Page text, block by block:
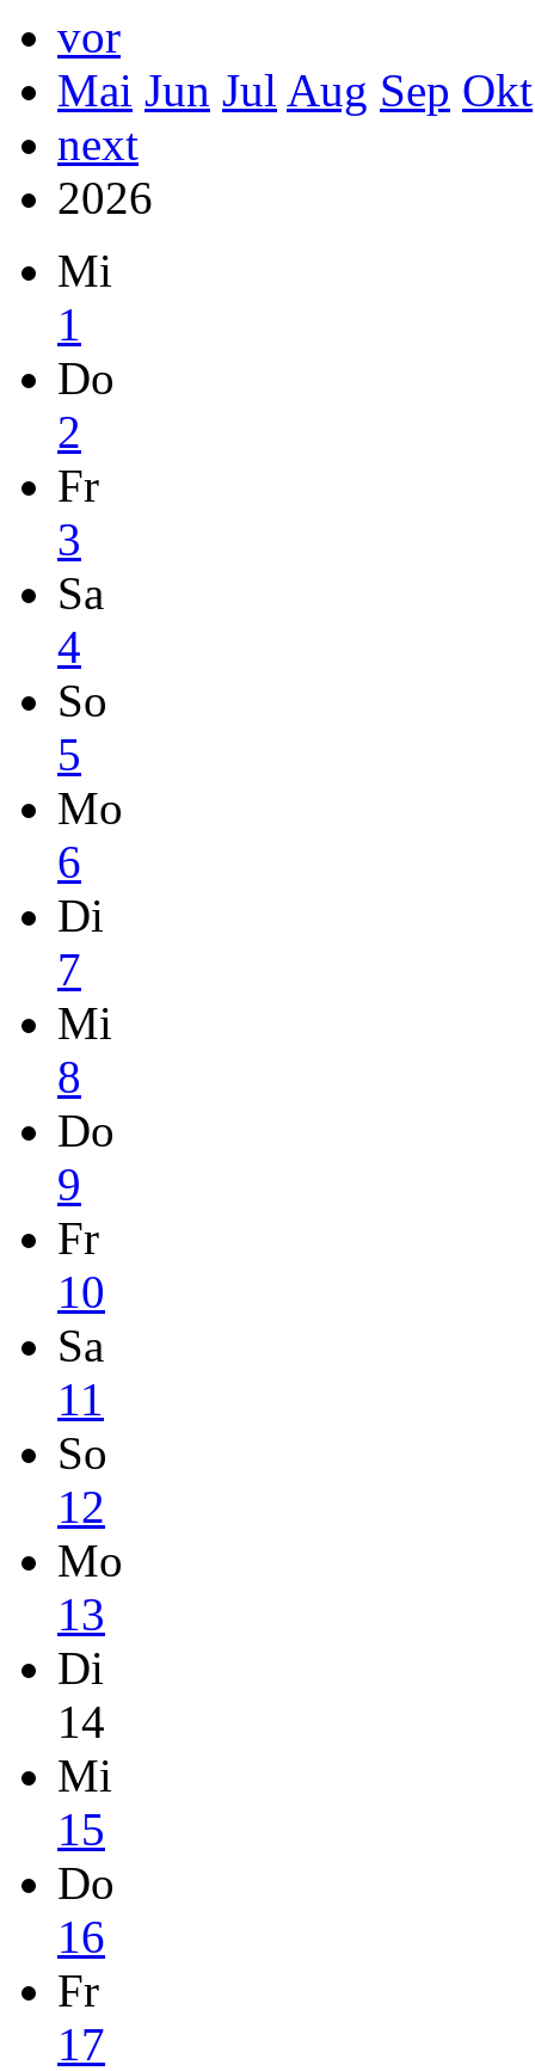
vor
Mai Jun Jul Aug Sep Okt
next
2026
Mi
1
Do
2
Fr
3
Sa
4
So
5
Mo
6
Di
7
Mi
8
Do
9
Fr
10
Sa
11
So
12
Mo
13
Di
14
Mi
15
Do
16
Fr
17